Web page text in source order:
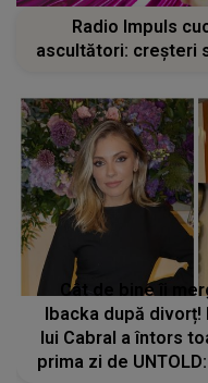
Radio Impuls
ascultători: creșteri
Cât de bine îi
Ibacka după divorț!
lui Cabral a întors
prima zi de